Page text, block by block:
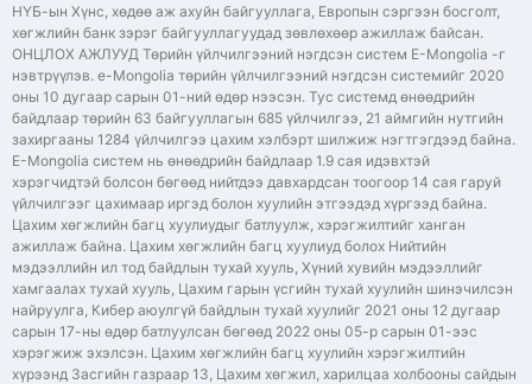
НҮБ-ын Хүнс, хөдөө аж ахуйн байгууллага, Европын сэргээн босголт,
хөгжлийн банк зэрэг байгууллагуудад зөвлөхөөр ажиллаж байсан.
ОНЦЛОХ АЖЛУУД Төрийн үйлчилгээний нэгдсэн систем E-Mongolia -г
нэвтрүүлэв. e-Mongolia төрийн үйлчилгээний нэгдсэн системийг 2020
оны 10 дугаар сарын 01-ний өдөр нээсэн. Тус системд өнөөдрийн
байдлаар төрийн 63 байгууллагын 685 үйлчилгээ, 21 аймгийн нутгийн
захиргааны 1284 үйлчилгээ цахим хэлбэрт шилжиж нэгтгэгдээд байна.
E-Mongolia систем нь өнөөдрийн байдлаар 1.9 сая идэвхтэй
хэрэгчидтэй болсон бөгөөд нийтдээ давхардсан тоогоор 14 сая гаруй
үйлчилгээг цахимаар иргэд болон хуулийн этгээдэд хүргээд байна.
Цахим хөгжлийн багц хуулиудыг батлуулж, хэрэгжилтийг ханган
ажиллаж байна. Цахим хөгжлийн багц хуулиуд болох Нийтийн
мэдээллийн ил тод байдлын тухай хууль, Хүний хувийн мэдээллийг
хамгаалах тухай хууль, Цахим гарын үсгийн тухай хуулийн шинэчилсэн
найруулга, Кибер аюулгүй байдлын тухай хуулийг 2021 оны 12 дугаар
сарын 17-ны өдөр батлуулсан бөгөөд 2022 оны 05-р сарын 01-ээс
хэрэгжиж эхэлсэн. Цахим хөгжлийн багц хуулийн хэрэгжилтийн
хүрээнд Засгийн газраар 13, Цахим хөгжил, харилцаа холбооны сайдын